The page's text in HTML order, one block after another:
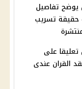
تفاصيل
حقيقة تسريب
على
القران عندى